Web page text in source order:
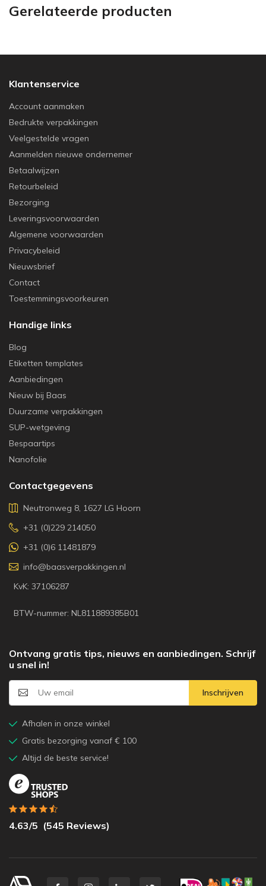
Gerelateerde producten
Klantenservice
Account aanmaken
Bedrukte verpakkingen
Veelgestelde vragen
Aanmelden nieuwe ondernemer
Betaalwijzen
Retourbeleid
Bezorging
Leveringsvoorwaarden
Algemene voorwaarden
Privacybeleid
Nieuwsbrief
Contact
Toestemmingsvoorkeuren
Handige links
Blog
Etiketten templates
Aanbiedingen
Nieuw bij Baas
Duurzame verpakkingen
SUP-wetgeving
Bespaartips
Nanofolie
Contactgegevens
Neutronweg 8, 1627 LG Hoorn
+31 (0)229 214050
+31 (0)6 11481879
info@baasverpakkingen.nl
KvK: 37106287
BTW-nummer: NL811889385B01
Ontvang gratis tips, nieuws en aanbiedingen. Schrijf
u snel in!
Inschrijven
Afhalen in onze winkel
Gratis bezorging vanaf € 100
Altijd de beste service!
4.63/5 (545 Reviews)